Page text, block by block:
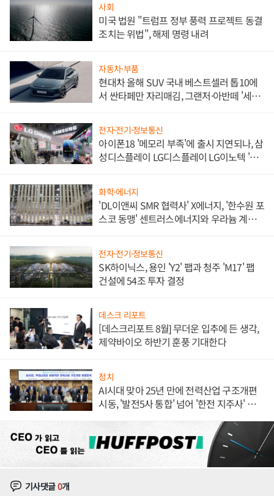
사회
미국 법원 "트럼프 정부 풍력 프로젝트 동결
조치는 위법", 해제 명령 내려
자동차·부품
현대차 올해 SUV 국내 베스트셀러 톱10에
서 싼타페만 자리매김, 그랜저·아반떼 '세단
전자·전기·정보통신
아이폰18 '메모리 부족'에 출시 지연되나, 삼
성디스플레이 LG디스플레이 LG이노텍 '탈
화학·에너지
'DL이앤씨 SMR 협력사' X에너지, '한수원 포
스코 동맹' 센트러스에너지와 우라늄 계약
전자·전기·정보통신
SK하이닉스, 용인 'Y2' 팹과 청주 'M17' 팹
건설에 54조 투자 결정
데스크 리포트
[데스크리포트 8월] 무더운 입추에 든 생각,
제약바이오 하반기 훈풍 기대한다
정치
AI시대 맞아 25년 만에 전력산업 구조개편
시동, '발전5사 통합' 넘어 '한전 지주사' 재편
기사댓글0개